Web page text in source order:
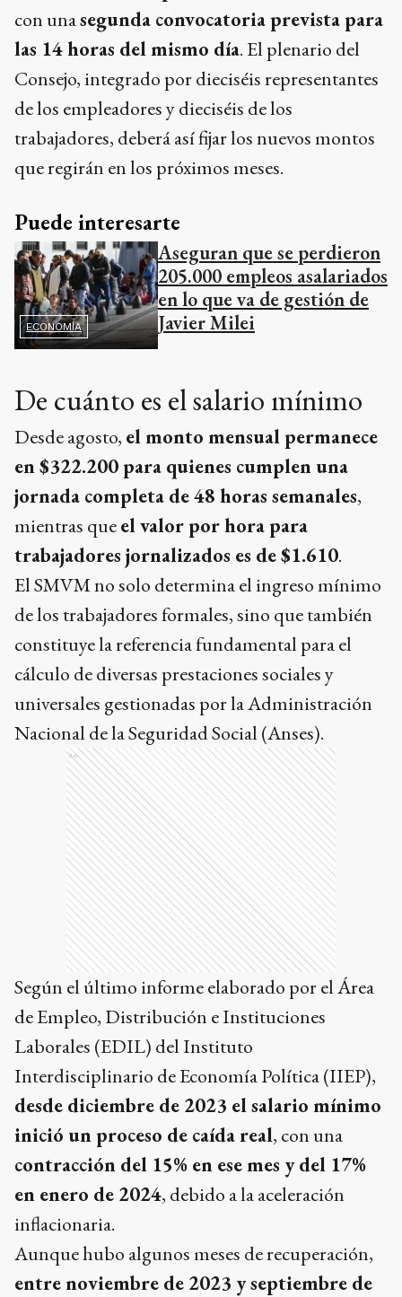
con unasegunda convocatoria prevista para
las 14 horas del mismo día. El plenario del
Consejo, integrado por dieciséis representantes
de los empleadores y dieciséis de los
trabajadores, deberá así fijar los nuevos montos
que regirán en los próximos meses.
Puede interesarte
ECONOMÍA
Aseguran que se perdieron
205.000 empleos asalariados
en lo que va de gestión de
Javier Milei
De cuánto es el salario mínimo
Desde agosto, el monto mensual permanece
en $322.200 para quienes cumplen una
jornada completa de 48 horas semanales,
mientras queel valor por hora para
trabajadores jornalizados es de $1.610.
El SMVM no solo determina el ingreso mínimo
de los trabajadores formales, sino que también
constituye la referencia fundamental para el
cálculo de diversas prestaciones sociales y
universales gestionadas por la Administración
Nacional de la Seguridad Social (Anses).
Ads
Según el último informe elaborado por el Área
de Empleo, Distribución e Instituciones
Laborales (EDIL) del Instituto
Interdisciplinario de Economía Política (IIEP),
desde diciembre de 2023 el salario mínimo
inició un proceso de caída real, con una
contracción del 15% en ese mes y del 17%
en enero de 2024, debido a la aceleración
inflacionaria.
Aunque hubo algunos meses de recuperación,
entre noviembre de 2023 y septiembre de